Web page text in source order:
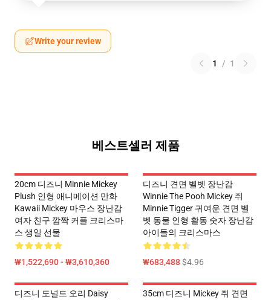
Write your review
1 / 1
베스트셀러 제품
20cm 디즈니 Minnie Mickey
Plush 인형 애니메이션 만화
Kawaii Mickey 마우스 장난감
여자 친구 깜짝 커플 크리스마
스 생일 선물
₩1,522,690 - ₩3,610,360
디즈니 견면 벨벳 장난감
Winnie The Pooh Mickey 쥐
Minnie Tigger 귀여운 견면 벨
벳 동물 인형 활동 숫자 장난감
아이들의 크리스마스
₩683,488$4.96
디즈니 도널드 오리 Daisy
35cm 디즈니 Mickey 쥐 견면